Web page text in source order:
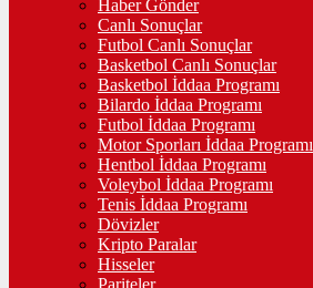
Haber Gönder
Canlı Sonuçlar
Futbol Canlı Sonuçlar
Basketbol Canlı Sonuçlar
Basketbol İddaa Programı
Bilardo İddaa Programı
Futbol İddaa Programı
Motor Sporları İddaa Programı
Hentbol İddaa Programı
Voleybol İddaa Programı
Tenis İddaa Programı
Dövizler
Kripto Paralar
Hisseler
Pariteler